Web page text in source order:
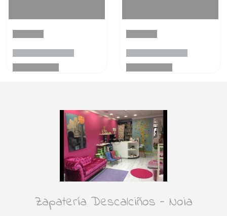
Zapatería Descalciños - Noia